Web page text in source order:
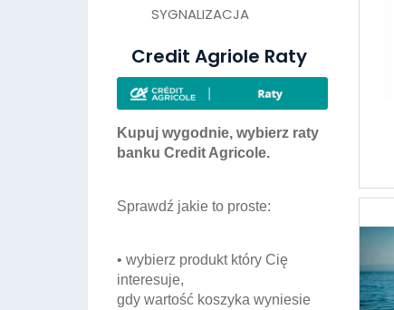
SYGNALIZACJA
Credit Agriole Raty
Kupuj wygodnie, wybierz raty
banku Credit Agricole.
Sprawdź jakie to proste:
• wybierz produkt który Cię
interesuje,
gdy wartość koszyka wyniesie